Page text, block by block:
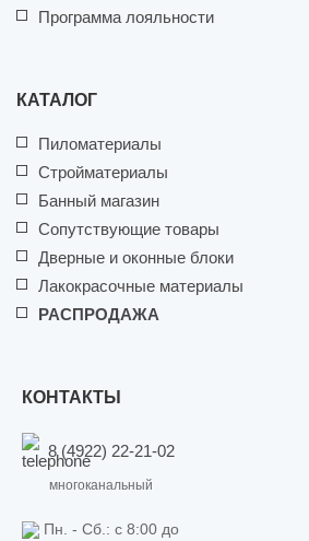
Программа лояльности
КАТАЛОГ
Пиломатериалы
Стройматериалы
Банный магазин
Сопутствующие товары
Дверные и оконные блоки
Лакокрасочные материалы
РАСПРОДАЖА
КОНТАКТЫ
8 (4922) 22-21-02
многоканальный
Пн. - Сб.: c 8:00 до